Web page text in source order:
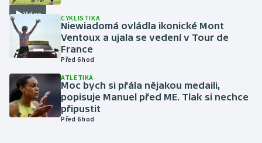
Krasobruslení
Lezení
Lyže a snowboard
Moderní pětiboj
Motorsport
Video CYKLISTIKA
Niewiadomá ovládla ikonické Mont
Ventoux a ujala se vedení v Tour de
France
Před 6 hod
ATLETIKA
Moc bych si přála nějakou medaili,
popisuje Manuel před ME. Tlak si nechce
připustit
Před 6 hod